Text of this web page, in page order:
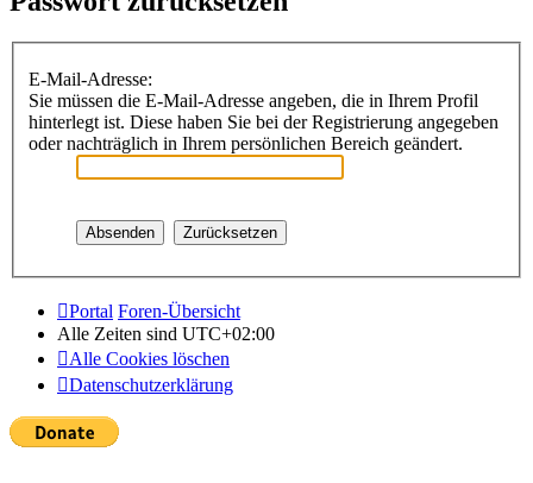
E-Mail-Adresse:
Sie müssen die E-Mail-Adresse angeben, die in Ihrem Profil
hinterlegt ist. Diese haben Sie bei der Registrierung angegeben
oder nachträglich in Ihrem persönlichen Bereich geändert.
Portal Foren-Übersicht
Alle Zeiten sind UTC+02:00
Alle Cookies löschen
Datenschutzerklärung